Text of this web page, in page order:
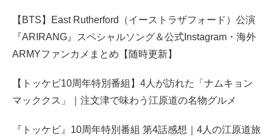
【BTS】East Rutherford（イーストラザフォード）公演
『ARIRANG』スペシャルソング＆公式Instagram・海外
ARMYファンカメまとめ【随時更新】
【トッケビ10周年特別番組】4人が訪れた「ナムキョン
マッククス」｜注文津で味わう江原道の名物グルメ
『トッケビ』10周年特別番組 第4話感想｜4人の江原道旅